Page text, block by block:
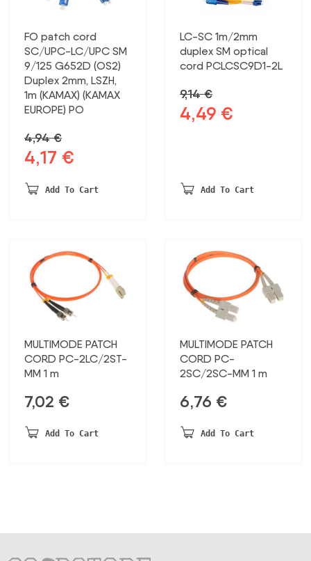
FO patch cord
SC/UPC-LC/UPC SM
9/125 G652D (OS2)
Duplex 2mm, LSZH,
1m (KAMAX) (KAMAX
EUROPE) PO
4,94€
Original
price
was:
4,17 €
is:
Add To Cart
LC-SC 1m/2mm
duplex SM optical
cord PCLCSC9D1-2L
9,14€
Original
price
4,49 €
Add To Cart
MULTIMODE PATCH
CORD PC-2LC/2ST-
MM 1 m
7,02 €
Add To Cart
MULTIMODE PATCH
CORD PC-
2SC/2SC-MM 1 m
6,76 €
Add To Cart